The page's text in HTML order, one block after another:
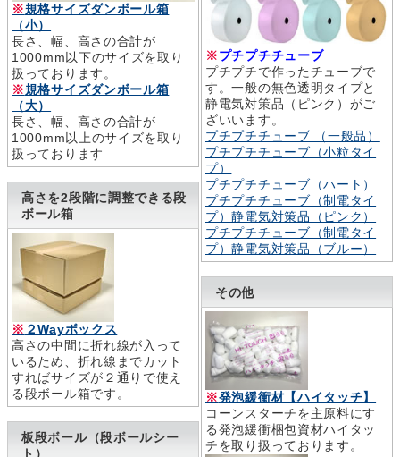
※規格サイズダンボール箱
（小）
長さ、幅、高さの合計が
1000mm以下のサイズを取り
扱っております。
※規格サイズダンボール箱
（大）
長さ、幅、高さの合計が
1000mm以上のサイズを取り
扱っております
高さを2段階に調整できる段
ボール箱
※ ２Wayボックス
高さの中間に折れ線が入って
いるため、折れ線までカット
すればサイズが２通りで使え
る段ボール箱です。
板段ボール（段ボールシー
ト）
※プチプチチューブ
プチプチで作ったチューブで
す。一般の無色透明タイプと
静電気対策品（ピンク）がご
ざいいます。
プチプチチューブ （一般品）
プチプチチューブ（小粒タイ
プ）
プチプチチューブ（ハート）
プチプチチューブ（制電タイ
プ）静電気対策品（ピンク）
プチプチチューブ（制電タイ
プ）静電気対策品（ブルー）
その他
※発泡緩衝材【ハイタッチ】
コーンスターチを主原料にす
る発泡緩衝梱包資材ハイタッ
チを取り扱っております。